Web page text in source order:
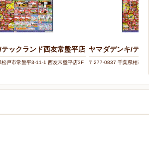
ックランド西友常盤平店
戸市常盤平3-11-1 西友常盤平店3F
ヤマダデンキ/テッ
〒277-0837 千葉県柏市大